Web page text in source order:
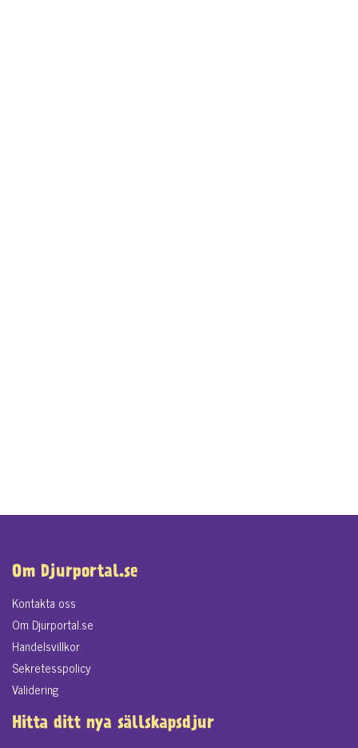
Om Djurportal.se
Kontakta oss
Om Djurportal.se
Handelsvillkor
Sekretesspolicy
Validering
Hitta ditt nya sällskapsdjur